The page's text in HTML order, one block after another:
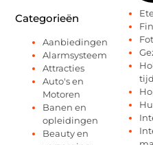
Categorieën
Aanbiedingen
Alarmsysteem
Attracties
Auto's en
Motoren
Banen en
opleidingen
Beauty en
tijd